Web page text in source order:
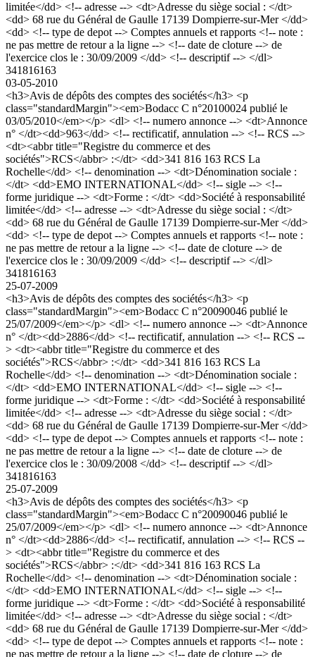
limitée</dd> <!-- adresse --> <dt>Adresse du siège social : </dt>
<dd> 68 rue du Général de Gaulle 17139 Dompierre-sur-Mer </dd>
<dd> <!-- type de depot --> Comptes annuels et rapports <!-- note :
ne pas mettre de retour a la ligne --> <!-- date de cloture --> de
l'exercice clos le : 30/09/2009 </dd> <!-- descriptif --> </dl>
341816163
03-05-2010
<h3>Avis de dépôts des comptes des sociétés</h3> <p
class="standardMargin"><em>Bodacc C n°20100024 publié le
03/05/2010</em></p> <dl> <!-- numero annonce --> <dt>Annonce
n° </dt><dd>963</dd> <!-- rectificatif, annulation --> <!-- RCS -->
<dt><abbr title="Registre du commerce et des
sociétés">RCS</abbr> :</dt> <dd>341 816 163 RCS La
Rochelle</dd> <!-- denomination --> <dt>Dénomination sociale :
</dt> <dd>EMO INTERNATIONAL</dd> <!-- sigle --> <!--
forme juridique --> <dt>Forme : </dt> <dd>Société à responsabilité
limitée</dd> <!-- adresse --> <dt>Adresse du siège social : </dt>
<dd> 68 rue du Général de Gaulle 17139 Dompierre-sur-Mer </dd>
<dd> <!-- type de depot --> Comptes annuels et rapports <!-- note :
ne pas mettre de retour a la ligne --> <!-- date de cloture --> de
l'exercice clos le : 30/09/2009 </dd> <!-- descriptif --> </dl>
341816163
25-07-2009
<h3>Avis de dépôts des comptes des sociétés</h3> <p
class="standardMargin"><em>Bodacc C n°20090046 publié le
25/07/2009</em></p> <dl> <!-- numero annonce --> <dt>Annonce
n° </dt><dd>2886</dd> <!-- rectificatif, annulation --> <!-- RCS --
> <dt><abbr title="Registre du commerce et des
sociétés">RCS</abbr> :</dt> <dd>341 816 163 RCS La
Rochelle</dd> <!-- denomination --> <dt>Dénomination sociale :
</dt> <dd>EMO INTERNATIONAL</dd> <!-- sigle --> <!--
forme juridique --> <dt>Forme : </dt> <dd>Société à responsabilité
limitée</dd> <!-- adresse --> <dt>Adresse du siège social : </dt>
<dd> 68 rue du Général de Gaulle 17139 Dompierre-sur-Mer </dd>
<dd> <!-- type de depot --> Comptes annuels et rapports <!-- note :
ne pas mettre de retour a la ligne --> <!-- date de cloture --> de
l'exercice clos le : 30/09/2008 </dd> <!-- descriptif --> </dl>
341816163
25-07-2009
<h3>Avis de dépôts des comptes des sociétés</h3> <p
class="standardMargin"><em>Bodacc C n°20090046 publié le
25/07/2009</em></p> <dl> <!-- numero annonce --> <dt>Annonce
n° </dt><dd>2886</dd> <!-- rectificatif, annulation --> <!-- RCS --
> <dt><abbr title="Registre du commerce et des
sociétés">RCS</abbr> :</dt> <dd>341 816 163 RCS La
Rochelle</dd> <!-- denomination --> <dt>Dénomination sociale :
</dt> <dd>EMO INTERNATIONAL</dd> <!-- sigle --> <!--
forme juridique --> <dt>Forme : </dt> <dd>Société à responsabilité
limitée</dd> <!-- adresse --> <dt>Adresse du siège social : </dt>
<dd> 68 rue du Général de Gaulle 17139 Dompierre-sur-Mer </dd>
<dd> <!-- type de depot --> Comptes annuels et rapports <!-- note :
ne pas mettre de retour a la ligne --> <!-- date de cloture --> de